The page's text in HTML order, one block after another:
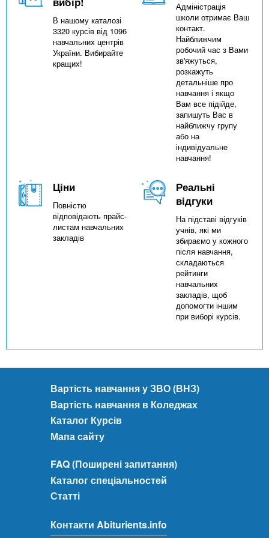
В нашому каталозі
3320 курсів від 1096
навчальних центрів
України. Вибирайте
кращих!
Адміністрація
школи отримає Ваш
контакт.
Найближчим
робочий час з Вами
зв'яжуться,
розкажуть
детальніше про
навчання і якщо
Вам все підійде,
запишуть Вас в
найближчу групу
або на
індивідуальне
навчання!
Ціни
Повністю
відповідають прайс-
листам навчальних
закладів
Реальні
відгуки
На підставі відгуків
учнів, які ми
збираємо у кожного
після навчання,
складаються
рейтинги
навчальних
закладів, щоб
допомогти іншим
при виборі курсів.
Вартість навчання у ЗВО (ВНЗ)
Вартість навчання в Коледжах
Каталог Курсів
Мапа сайту
FAQ (Поширені запитання)
Каталог спеціальностей
Статті
Контакти Abiturients.info